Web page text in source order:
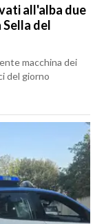
all'alba due
del
macchina dei
del giorno